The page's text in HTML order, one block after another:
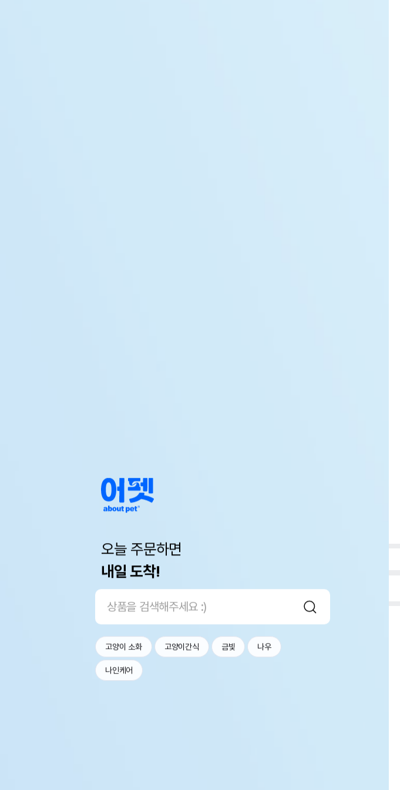
오늘 주문하면
내일 도착!
고양이 소화 고양이간식 금빛 나우
나인케어